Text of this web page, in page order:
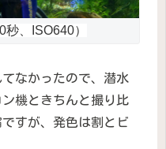
秒、ISO640）
なかったので、潜水
機ときちんと撮り比
すが、発色は割とビ